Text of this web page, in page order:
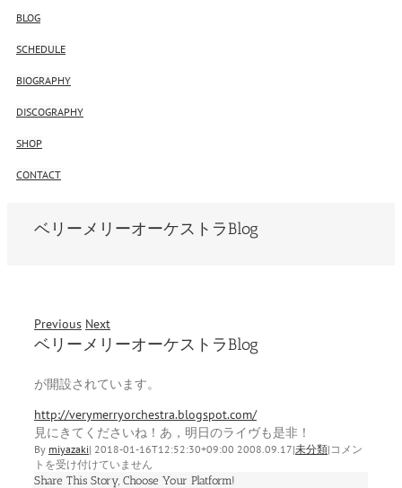
BLOG
SCHEDULE
BIOGRAPHY
DISCOGRAPHY
SHOP
CONTACT
ベリーメリーオーケストラBlog
Previous Next
ベリーメリーオーケストラBlog
が開設されています。
http://verymerryorchestra.blogspot.com/
見にきてくださいね！あ，明日のライヴも是非！
By miyazaki| 2018-01-16T12:52:30+09:00 2008.09.17|未分類| ベ
コメン
トを受け付けていません
Share This Story, Choose Your Platform!